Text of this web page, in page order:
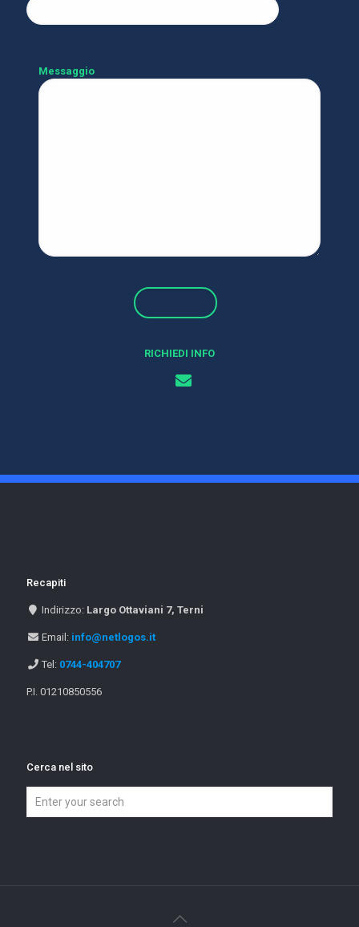
Messaggio
RICHIEDI INFO
Recapiti
Indirizzo: Largo Ottaviani 7, Terni
Email: info@netlogos.it
Tel: 0744-404707
P.I. 01210850556
Cerca nel sito